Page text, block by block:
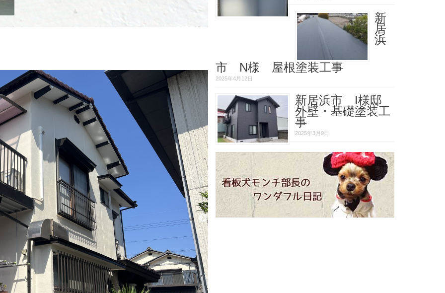
新
居
浜
市 N様 屋根塗装工事
2025年4月12日
新居浜市 I様邸
外壁・基礎塗装工
事
2025年3月9日